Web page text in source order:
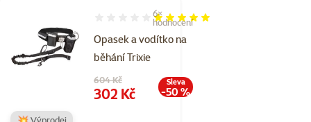
Opasek a vodítko na
běhání Trixie
Hodnocení 97%, počet hodnocení: 6
6×
hodnocení
Původní cena
604 Kč
Cena
302 Kč
Sleva
-50 %